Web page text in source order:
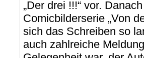
„Der drei !!!“ vor.
Comicbilderserie „Von
sich das Schreiben so
auch zahlreiche